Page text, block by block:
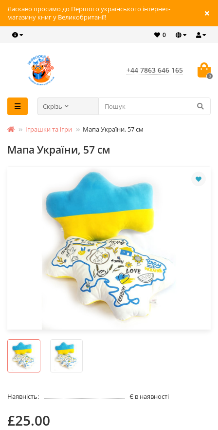
Ласкаво просимо до Першого українського інтернет-
магазину книг у Великобританії!
0
+44 7863 646 165
0
Скрізь
Іграшки та ігри Мапа України, 57 см
Мапа України, 57 см
Наявність: Є в наявності
£25.00